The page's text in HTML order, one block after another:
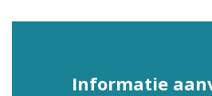
Informatie